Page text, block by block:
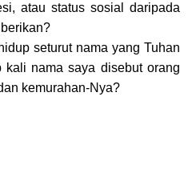
atau status sosial daripada
seturut nama yang Tuhan
kali nama saya disebut orang
kemurahan-Nya?